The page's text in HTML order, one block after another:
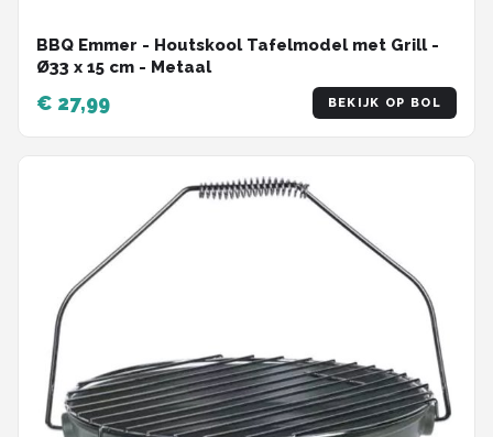
BBQ Emmer - Houtskool Tafelmodel met Grill -
Ø33 x 15 cm - Metaal
€ 27,99 BEKIJK OP BOL